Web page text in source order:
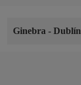
Ginebra - Dublín